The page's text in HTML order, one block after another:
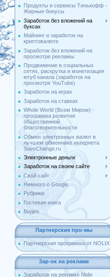
Продукты и сервисы Тинькофф -
Жирные бонусы
Заработок без вложений на
буксах
Майнинг и заработок на
криптовалюте
Заработок без вложений на
просмотре рекламы
Продвижение в социальных
сетях, раскрутка и монетизация
ютуб канала (заработок на
просмотре YouTube)
Заработок на играх
Заработок на ставках
Whole World (Всем Миром) -
программа развития
общественной
благотворительности
Обмен электронных валют в
лучшем обменнике интернета
SaveChange.ru
Электронные деньги
Заработок на своем сайте
Свой сайт
Немного о Google
Рубрики
Гостевая книга
Видео
Партнерские про-мы
Партнерская программа от NOLIX
Зар-ок на рекламе
Заработок на рекламе Nolix